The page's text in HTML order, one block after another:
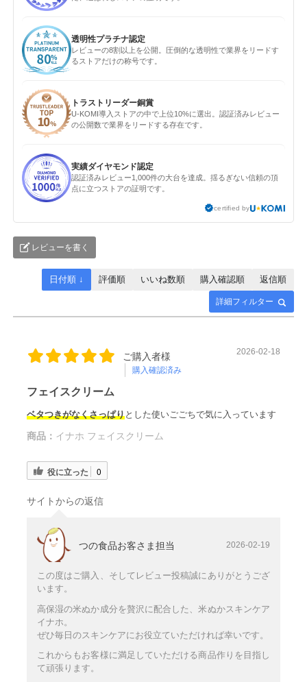
透明性プラチナ認定
レビューの8割以上を公開。圧倒的な透明性で業界をリードす
るストアだけの称号です。
トラストリーダー銅賞
U-KOMI導入ストアの中で上位10%に選出。認証済みレビュー
の公開数で業界をリードする存在です。
実績ダイヤモンド認定
認証済みレビュー1,000件の大台を達成。揺るぎない信頼の頂
点に立つストアの証明です。
certified by
レビューを書く
詳細フィルター
日付順 ↓ 評価順 いいね数順 購入確認順 返信順
ご購入者様
購入確認済み
2026-02-18
フェイスクリーム
ベタつきがなくさっぱりとした使いごごちで気に入っています
商品： イナホ フェイスクリーム
役に立った 0
サイトからの返信
つの食品お客さま担当 2026-02-19
この度はご購入、そしてレビュー投稿誠にありがとうござ
います。
高保湿の米ぬか成分を贅沢に配合した、米ぬかスキンケア
イナホ。
ぜひ毎日のスキンケアにお役立ていただければ幸いです。
これからもお客様に満足していただける商品作りを目指し
て頑張ります。